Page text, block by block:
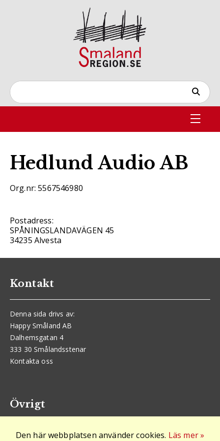
Hedlund Audio AB
Org.nr: 5567546980
Postadress:
SPÅNINGSLANDAVÄGEN 45
34235 Alvesta
Kontakt
Denna sida drivs av:
Happy Småland AB
Dalhemsgatan 4
333 30 Smålandsstenar
Kontakta oss
Övrigt
Logga in
Den här webbplatsen använder cookies. Läs mer »